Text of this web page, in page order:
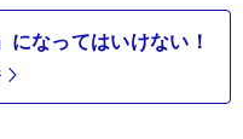
なってはいけない！